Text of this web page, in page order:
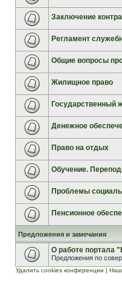
Заключение
Регламент
Общие вопросы
Жилищное право
Государственный
Денежное
Право на отдых
Обучение.
Проблемы
Пенсионное
Предложения и замечания
О работе портала
Предложения по
Удалить cookies конференции |